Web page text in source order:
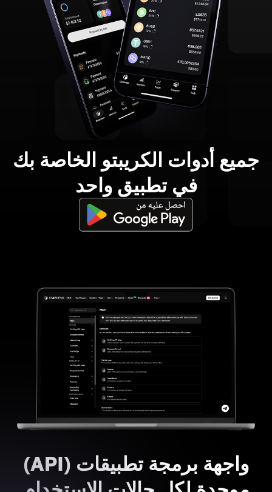
جميع أدوات الكريبتو الخاصة بك
في تطبيق واحد
واجهة برمجة تطبيقات (API)